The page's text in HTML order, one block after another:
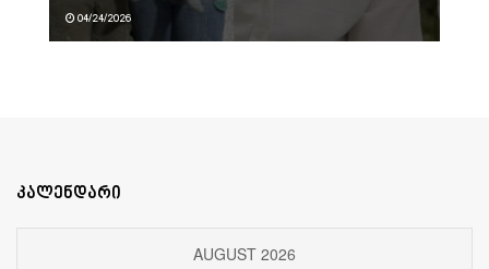
04/24/2026
კალენდარი
AUGUST 2026